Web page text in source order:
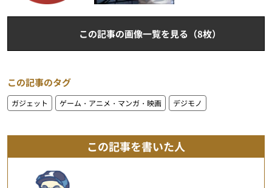
この記事の画像一覧を見る（8枚）
この記事のタグ
ガジェット ゲーム・アニメ・マンガ・映画 デジモノ
この記事を書いた人